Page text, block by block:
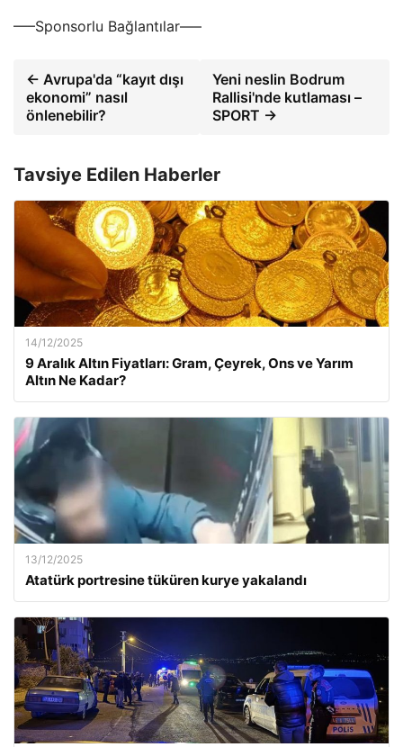
—–Sponsorlu Bağlantılar—–
← Avrupa'da “kayıt dışı
ekonomi” nasıl
önlenebilir?
Yeni neslin Bodrum
Rallisi'nde kutlaması –
SPORT →
Tavsiye Edilen Haberler
14/12/2025
9 Aralık Altın Fiyatları: Gram, Çeyrek, Ons ve Yarım
Altın Ne Kadar?
13/12/2025
Atatürk portresine tüküren kurye yakalandı